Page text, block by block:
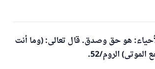
هو حق وصدق. قال تعالى: (وما أنت